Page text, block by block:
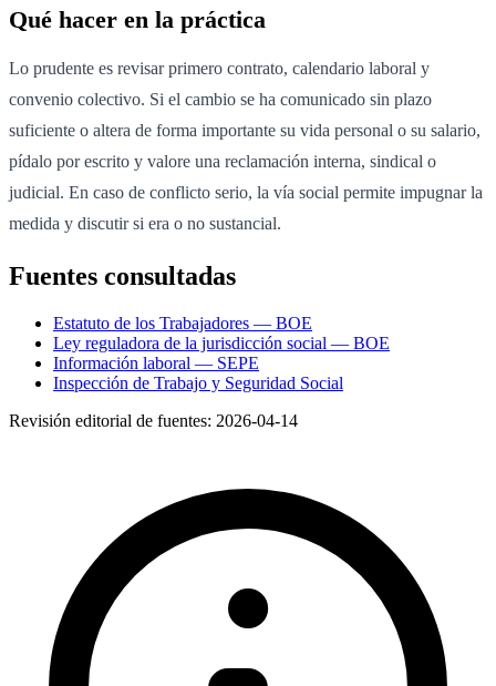
Qué hacer en la práctica
Lo prudente es revisar primero contrato, calendario laboral y
convenio colectivo. Si el cambio se ha comunicado sin plazo
suficiente o altera de forma importante su vida personal o su salario,
pídalo por escrito y valore una reclamación interna, sindical o
judicial. En caso de conflicto serio, la vía social permite impugnar la
medida y discutir si era o no sustancial.
Fuentes consultadas
Estatuto de los Trabajadores — BOE
Ley reguladora de la jurisdicción social — BOE
Información laboral — SEPE
Inspección de Trabajo y Seguridad Social
Revisión editorial de fuentes: 2026-04-14